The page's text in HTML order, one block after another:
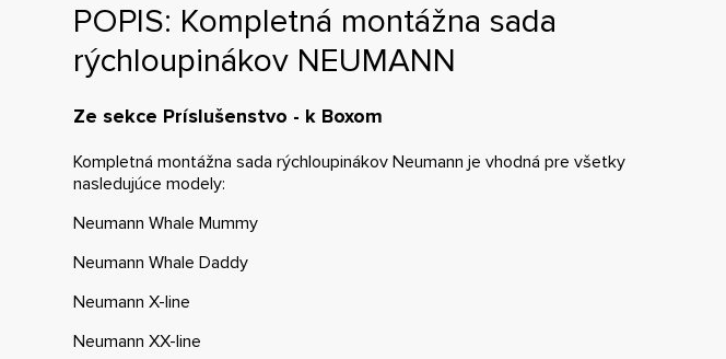
POPIS: Kompletná montážna sada
rýchloupinákov NEUMANN
Ze sekce Príslušenstvo - k Boxom
Kompletná montážna sada rýchloupinákov Neumann je vhodná pre všetky
nasledujúce modely:
Neumann Whale Mummy
Neumann Whale Daddy
Neumann X-line
Neumann XX-line